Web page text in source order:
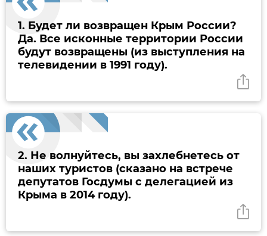
1. Будет ли возвращен Крым России?
Да. Все исконные территории России
будут возвращены (из выступления на
телевидении в 1991 году).
2. Не волнуйтесь, вы захлебнетесь от
наших туристов (сказано на встрече
депутатов Госдумы с делегацией из
Крыма в 2014 году).